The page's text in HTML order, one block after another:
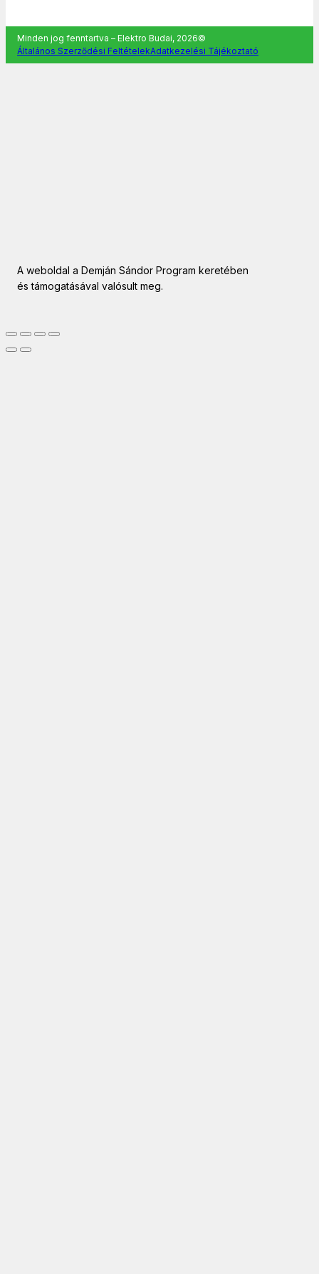
Minden jog fenntartva – Elektro Budai, 2026©
Általános Szerződési FeltételekAdatkezelési Tájékoztató
A weboldal a Demján Sándor Program keretében
és támogatásával valósult meg.